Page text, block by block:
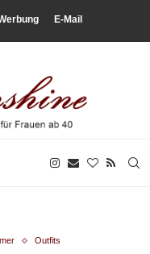
E-Mail
Outfits